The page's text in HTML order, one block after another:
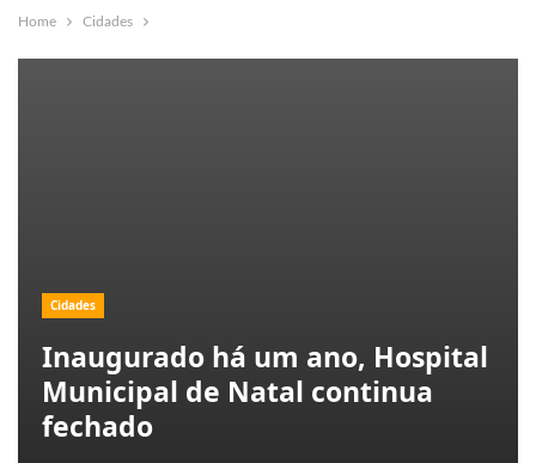
Home Cidades
Cidades
Inaugurado há um ano, Hospital
Municipal de Natal continua
fechado